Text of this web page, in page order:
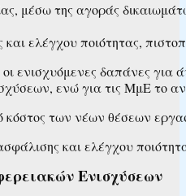
μέσω της αγοράς
ελέγχου ποιότητας,
οι ενισχυόμενες δαπάνες
ενώ για τις ΜμΕ το
κόστος των νέων θέσεων
και ελέγχου
Ενισχύσεων